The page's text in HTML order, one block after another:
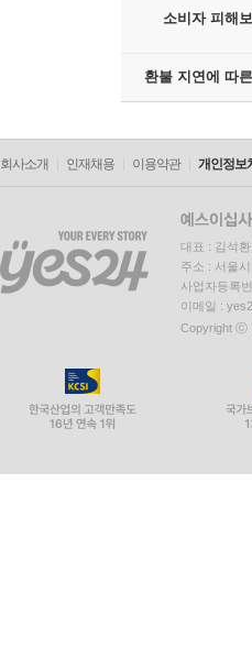
소비자 피해
환불 지연에 따
회사소개 인재채용 이용약관 개인정보
대표 : 김석
주소 : 서울
사업자등록
이메일 :
Copyright ⓒ